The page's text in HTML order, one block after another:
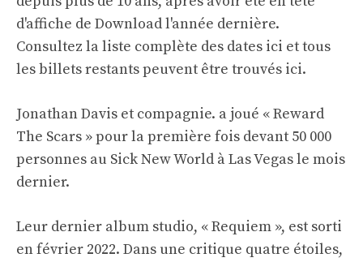
d'affiche de Download l'année dernière.
Consultez la liste complète des dates ici et tous
les billets restants peuvent être trouvés ici.
Jonathan Davis et compagnie. a joué « Reward
The Scars » pour la première fois devant 50 000
personnes au Sick New World à Las Vegas le mois
dernier.
Leur dernier album studio, « Requiem », est sorti
en février 2022. Dans une critique quatre étoiles,